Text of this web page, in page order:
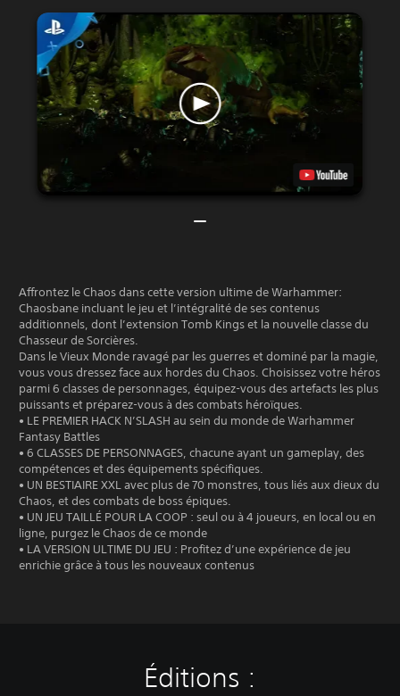
Affrontez le Chaos dans cette version ultime de Warhammer:
Chaosbane incluant le jeu et l’intégralité de ses contenus
additionnels, dont l’extension Tomb Kings et la nouvelle classe du
Chasseur de Sorcières.
Dans le Vieux Monde ravagé par les guerres et dominé par la magie,
vous vous dressez face aux hordes du Chaos. Choisissez votre héros
parmi 6 classes de personnages, équipez-vous des artefacts les plus
puissants et préparez-vous à des combats héroïques.
• LE PREMIER HACK N’SLASH au sein du monde de Warhammer
Fantasy Battles
• 6 CLASSES DE PERSONNAGES, chacune ayant un gameplay, des
compétences et des équipements spécifiques.
• UN BESTIAIRE XXL avec plus de 70 monstres, tous liés aux dieux du
Chaos, et des combats de boss épiques.
• UN JEU TAILLÉ POUR LA COOP : seul ou à 4 joueurs, en local ou en
ligne, purgez le Chaos de ce monde
• LA VERSION ULTIME DU JEU : Profitez d’une expérience de jeu
enrichie grâce à tous les nouveaux contenus
Éditions :